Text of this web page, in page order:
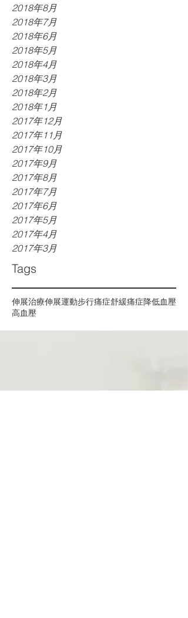
2018年8月
2018年7月
2018年6月
2018年5月
2018年4月
2018年3月
2018年2月
2018年1月
2017年12月
2017年11月
2017年10月
2017年9月
2017年8月
2017年7月
2017年6月
2017年5月
2017年4月
2017年3月
Tags
伸展治療伸展運動步行痛症舒緩痛症降低血壓
高血壓